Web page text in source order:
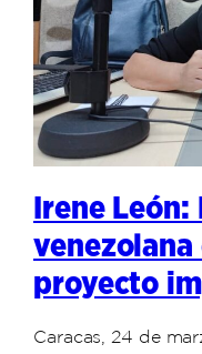
Irene León:
venezolana
proyecto
Caracas, 24 de